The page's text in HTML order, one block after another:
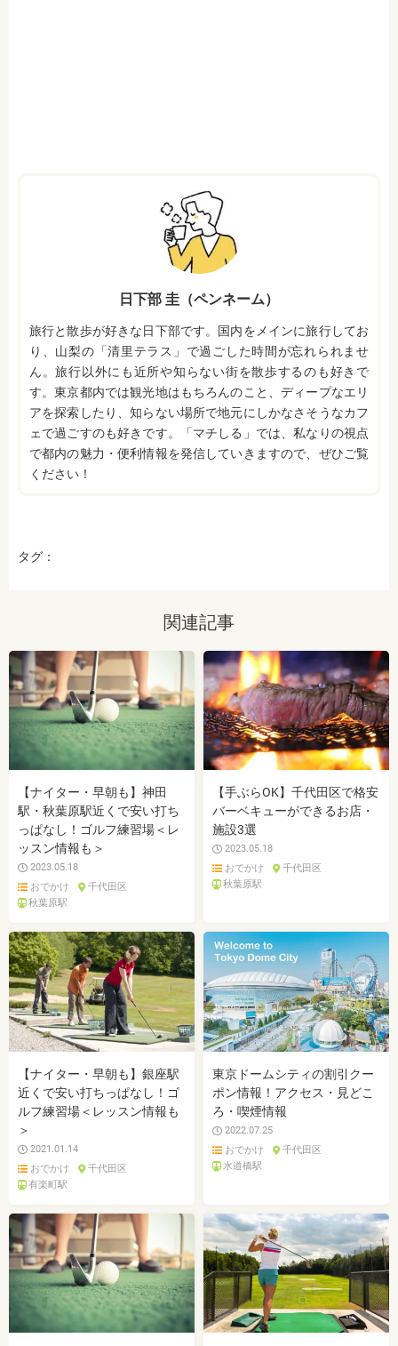
日下部 圭（ペンネーム）
旅行と散歩が好きな日下部です。国内をメインに旅行してお
り、山梨の「清里テラス」で過ごした時間が忘れられませ
ん。旅行以外にも近所や知らない街を散歩するのも好きで
す。東京都内では観光地はもちろんのこと、ディープなエリ
アを探索したり、知らない場所で地元にしかなさそうなカフ
ェで過ごすのも好きです。「マチしる」では、私なりの視点
で都内の魅力・便利情報を発信していきますので、ぜひご覧
ください！
タグ：
関連記事
【ナイター・早朝も】神田
駅・秋葉原駅近くで安い打ち
っぱなし！ゴルフ練習場＜レ
ッスン情報も＞
2023.05.18
おでかけ
千代田区
秋葉原駅
【手ぶらOK】千代田区で格安
バーベキューができるお店・
施設3選
2023.05.18
おでかけ
千代田区
秋葉原駅
【ナイター・早朝も】銀座駅
近くで安い打ちっぱなし！ゴ
ルフ練習場＜レッスン情報も
＞
2021.01.14
おでかけ
千代田区
有楽町駅
東京ドームシティの割引クー
ポン情報！アクセス・見どこ
ろ・喫煙情報
2022.07.25
おでかけ
千代田区
水道橋駅